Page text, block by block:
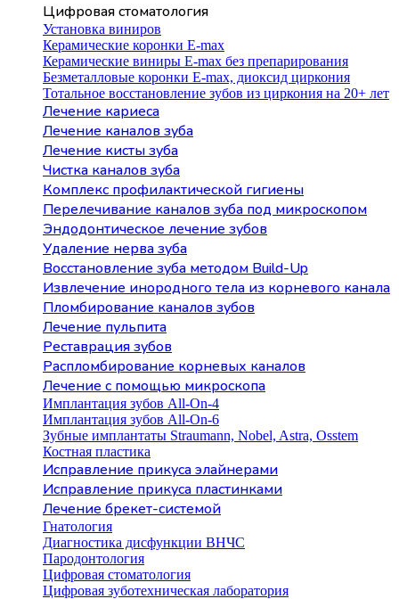
Цифровая стоматология
Установка виниров
Керамические коронки E-max
Керамические виниры E-max без препарирования
Безметалловые коронки Е-max, диоксид циркония
Тотальное восстановление зубов из циркония на 20+ лет
Лечение кариеса
Лечение каналов зуба
Лечение кисты зуба
Чистка каналов зуба
Комплекс профилактической гигиены
Перелечивание каналов зуба под микроскопом
Эндодонтическое лечение зубов
Удаление нерва зуба
Восстановление зуба методом Build-Up
Извлечение инородного тела из корневого канала
Пломбирование каналов зубов
Лечение пульпита
Реставрация зубов
Распломбирование корневых каналов
Лечение с помощью микроскопа
Имплантация зубов All-On-4
Имплантация зубов All-On-6
Зубные имплантаты Straumann, Nobel, Astra, Osstem
Костная пластика
Исправление прикуса элайнерами
Исправление прикуса пластинками
Лечение брекет-системой
Гнатология
Диагностика дисфункции ВНЧС
Пародонтология
Цифровая стоматология
Цифровая зуботехническая лаборатория